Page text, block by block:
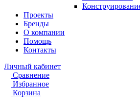
Проекты
Бренды
О компании
Помощь
Контакты
Личный кабинет
Сравнение
Избранное
Корзина